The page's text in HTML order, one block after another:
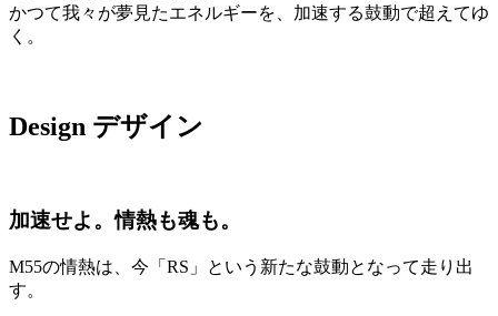
かつて我々が夢見たエネルギーを、加速する鼓動で超えてゆ
く。
Design デザイン
加速せよ。情熱も魂も。
M55の情熱は、今「RS」という新たな鼓動となって走り出
す。